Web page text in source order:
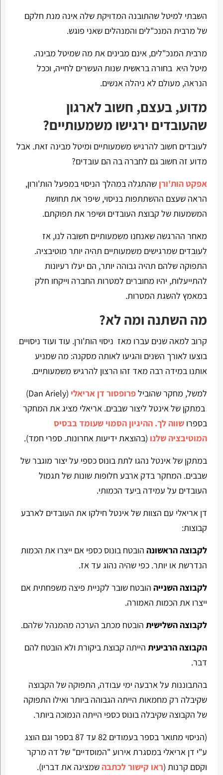
השבתי למיטל שהתובנה המדויקת שלה אינה מנת חלקם
של מרבית המנכ"לים והמנהלים שאני פוגש.
מרבית המנכ"לים, אינם מבינים את מה שמיטל מבינה.
מיטל היא בחורה בראשית שנות העשרים לחייה, וככל
הנראה, מעולם לא ניהלה אנשים.
מדוע, בעצם, חשוב לארגון
שהעובדים ירגישו משמעותיים?
לעובדים חשוב להרגיש משמעותיים ומיטל מבינה זאת. אבל
מדוע זה חשוב גם לחברה בה הם עובדים?
אפקט הות'ורן שהתגלה במהלך הניסוי במפעל הות'ורון,
הראה שעצם ההשתתפות בניסוי, שיפר את תחושת
המשמעות של קבוצת העובדים ושיפר את תפוקתם.
מאחר ההרגשה שאנחנו משמעותיים חשובה לנו, אז
לעובדים שמרגישים משמעותיים תהיה יותר מוטיבציה.
התפוקה שלהם תהיה גבוהה יותר, הם יעלו רעיונות
להתייעלות, יהיו מחוברים למטרות החברה וייקחו חלק
במאמץ להשגת המטרות.
מה השתנה ומה לא?
קרוב למאה שנים עברו מאז ניסוי הות'ורן. עוד ועוד ניסויים
בוצעו לאורך השנים והגיעו לאותה מסקנה: מה שמניע
אותנו במידה רבה מאד זהו הרצון להרגיש משמעותיים.
למשל, מחקר שהובילפרופסור דן אריאלי
(Dan Ariely)
במתקן של אינטל ליצור שבבים. אריאלי מציג את המחקר
בספרו שווה לך. ההיגיון הסמוי שעומד בבסיס
המוטיבציה שלנו (בהוצאת ידיעות אחרונות. ספרי חמד).
במתקן של אינטל נהגו לתת בונוס כספי על יצור מוגבר של
שבבים. המחקר בדק ארבע חלופות שונות של תגמול
העובדים על עמידה ביעד הכמותי.
דן אריאלי עם הצוות של אינטל חילקו את העובדים לארבע
קבוצות:
לקבוצה הראשונההובטח בונוס כספי אם ייצרו את הכמות
הנדרשת או יותר. כפי שהיה נהוג עד אז.
לקבוצה השנייההובטח שובר לקניית פיצה משפחתית אם
ייצרו את הכמות האמורה.
לקבוצה השלישיתהובטח מכתב הערכה מהמנהל שלהם.
הקבוצה הרביעיתהייתה קבוצת ביקורת ולא הובטח להם
דבר.
בהתבוננות על ארבעה ימי עבודה, התפוקה של הקבוצה
שקיבלה רק מחמאות הייתה הגבוהה ביותר ואילו התפוקה
של הקבוצה שקיבלה בונוס כספי הייתה הנמוכה ביותר.
(הניסוי מתואר בספר בעמודים 82 עד 87 בספר וגם הוצג
ע"י דן אריאלי במסגרת אירוע "המוסדיים" של דה מרקר
וקסם קרנות (ראו קישור לכתבהשמציגה את דבריו).